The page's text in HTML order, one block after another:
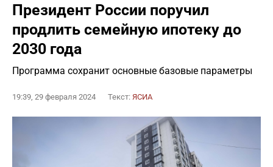
Президент России поручил
продлить семейную ипотеку до
2030 года
Программа сохранит основные базовые параметры
19:39, 29 февраля 2024 Текст: ЯСИА